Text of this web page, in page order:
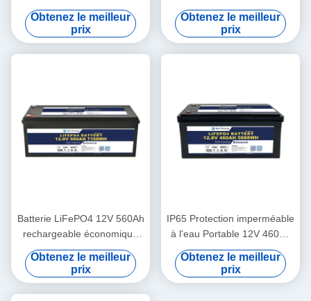
et auto-chauffage Pour
Yachit médical
Obtenez le meilleur
prix
Bely les plus défuntes pour
Bluetooth pour la station de
base de stockage de
l'énergie d'UPS rv
Obtenez le meilleur
prix
Batterie LiFePO4 12V 560Ah
rechargeable économique
5000 cycles
Obtenez le meilleur
prix
IP65 Protection imperméable
à l'eau Portable 12V 460Ah
LiFePo4 batterie longue
durée de vie pour camping-
car
Obtenez le meilleur
prix